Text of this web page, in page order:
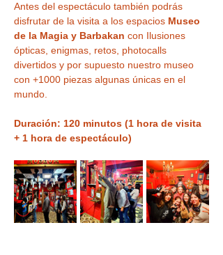
Antes del espectáculo también podrás
disfrutar de la visita a los espacios Museo
de la Magia y Barbakan con Ilusiones
ópticas, enigmas, retos, photocalls
divertidos y por supuesto nuestro museo
con +1000 piezas algunas únicas en el
mundo.
Duración: 120 minutos (1 hora de visita
+ 1 hora de espectáculo)